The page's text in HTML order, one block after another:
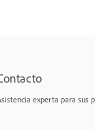
experta para sus